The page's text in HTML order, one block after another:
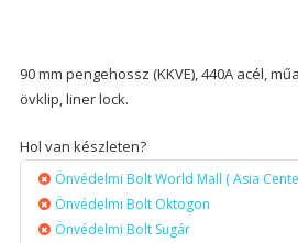
90 mm pengehossz (KKVE), 440A acél,
övklip, liner lock.
Hol van készleten?
Önvédelmi Bolt World Mall ( Asia
Önvédelmi Bolt Oktogon
Önvédelmi Bolt Sugár